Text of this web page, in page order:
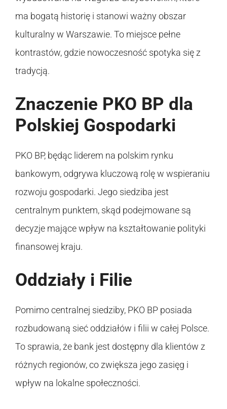
ma bogatą historię i stanowi ważny obszar
kulturalny w Warszawie. To miejsce pełne
kontrastów, gdzie nowoczesność spotyka się z
tradycją.
Znaczenie PKO BP dla
Polskiej Gospodarki
PKO BP, będąc liderem na polskim rynku
bankowym, odgrywa kluczową rolę w wspieraniu
rozwoju gospodarki. Jego siedziba jest
centralnym punktem, skąd podejmowane są
decyzje mające wpływ na kształtowanie polityki
finansowej kraju.
Oddziały i Filie
Pomimo centralnej siedziby, PKO BP posiada
rozbudowaną sieć oddziałów i filii w całej Polsce.
To sprawia, że bank jest dostępny dla klientów z
różnych regionów, co zwiększa jego zasięg i
wpływ na lokalne społeczności.